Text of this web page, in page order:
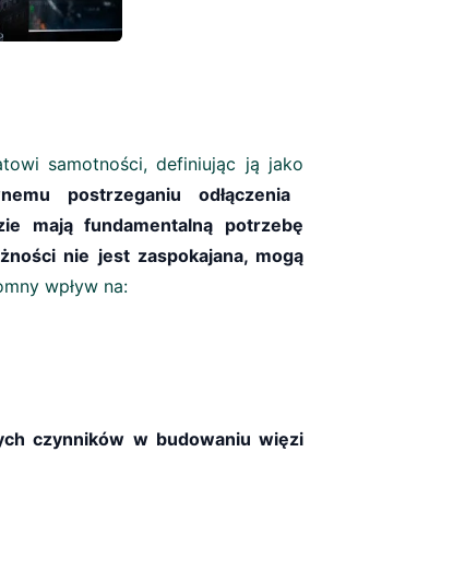
samotności, definiując ją jako
postrzeganiu odłączenia
mają fundamentalną potrzebę
nie jest zaspokajana, mogą
wpływ na:
czynników w budowaniu więzi